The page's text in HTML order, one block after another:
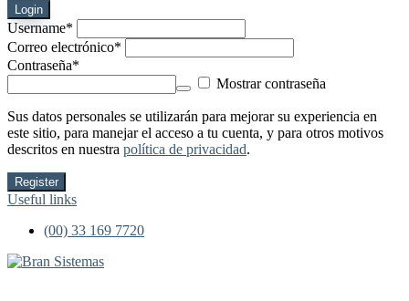
Login
Username*
Correo electrónico*
Contraseña*
Mostrar contraseña
Sus datos personales se utilizarán para mejorar su experiencia en
este sitio, para manejar el acceso a tu cuenta, y para otros motivos
descritos en nuestra política de privacidad.
Register
Useful links
(00) 33 169 7720